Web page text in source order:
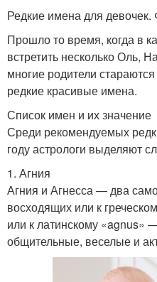
Редкие имена для девочек.
Прошло то время, когда в
встретить несколько Оль,
многие родители
редкие красивые имена.
Список имен и их значение
Среди рекомендуемых
году астрологи выделяют
1. Агния
Агния и Агнесса — два
восходящих или к
или к латинскому «agnus»
общительные, веселые и